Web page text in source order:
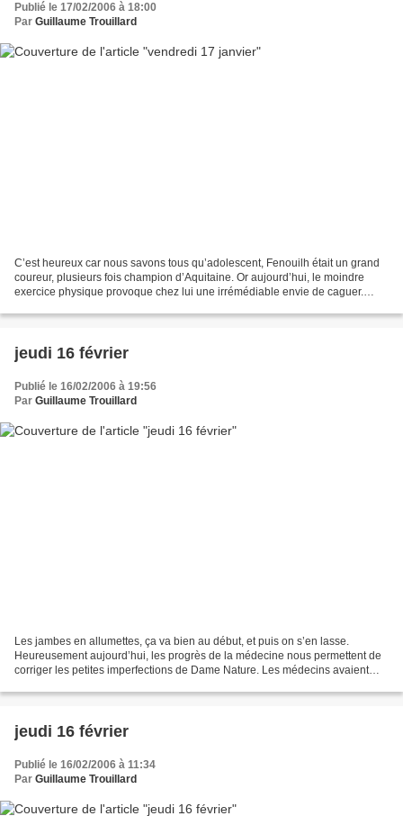
Publié le 17/02/2006 à 18:00
Par Guillaume Trouillard
C’est heureux car nous savons tous qu’adolescent, Fenouilh était un grand
coureur, plusieurs fois champion d’Aquitaine. Or aujourd’hui, le moindre
exercice physique provoque chez lui une irrémédiable envie de caguer.
jeudi 16 février
Publié le 16/02/2006 à 19:56
Par Guillaume Trouillard
Les jambes en allumettes, ça va bien au début, et puis on s’en lasse.
Heureusement aujourd’hui, les progrès de la médecine nous permettent de
corriger les petites imperfections de Dame Nature. Les médecins avaient
jeudi 16 février
Publié le 16/02/2006 à 11:34
Par Guillaume Trouillard